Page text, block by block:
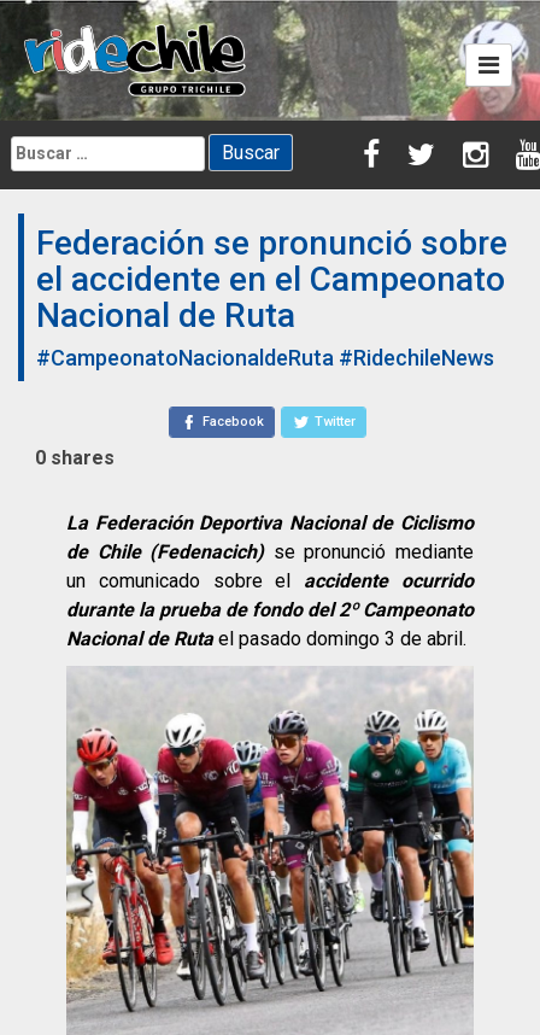
Skip
content
Buscar:
Federación se pronunció sobre
el accidente en el Campeonato
Nacional de Ruta
#CampeonatoNacionaldeRuta #RidechileNews
Facebook Twitter
0 shares
La Federación Deportiva Nacional de Ciclismo
de Chile (Fedenacich)se pronunció mediante
un comunicado sobre el accidente ocurrido
durante la prueba de fondo del 2º Campeonato
Nacional de Rutael pasado domingo 3 de abril.